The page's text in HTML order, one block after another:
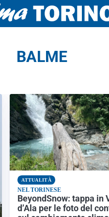
BALME
ATTUALITÀ
NEL TORINESE
BeyondSnow: tappa in
d’Ala per le foto del